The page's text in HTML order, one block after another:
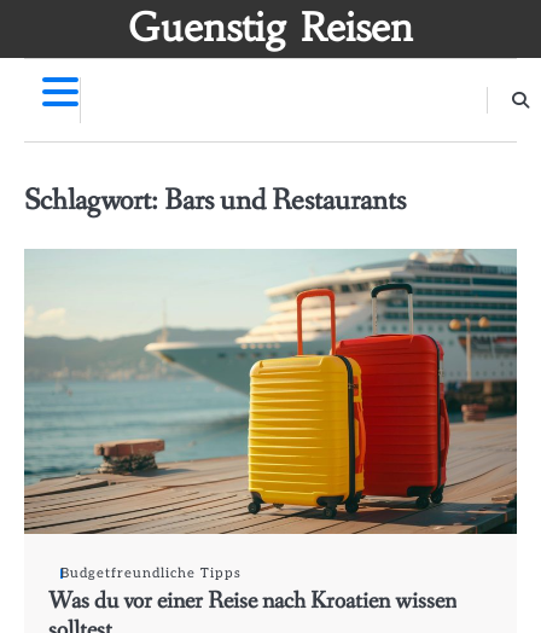
Guenstig Reisen
Schlagwort: Bars und Restaurants
Budgetfreundliche Tipps
Was du vor einer Reise nach Kroatien wissen